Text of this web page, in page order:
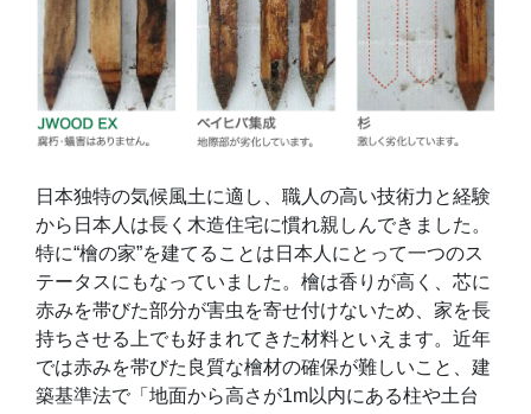
日本独特の気候風土に適し、職人の高い技術力と経験
から日本人は長く木造住宅に慣れ親しんできました。
特に“檜の家”を建てることは日本人にとって一つのス
テータスにもなっていました。檜は香りが高く、芯に
赤みを帯びた部分が害虫を寄せ付けないため、家を長
持ちさせる上でも好まれてきた材料といえます。近年
では赤みを帯びた良質な檜材の確保が難しいこと、建
築基準法で「地面から高さが1m以内にある柱や土台